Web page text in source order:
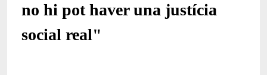
no hi pot haver una justícia
social real"